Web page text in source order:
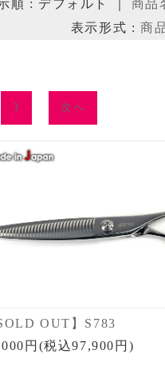
順 : デフォルト ｜ 商品
表示形式 :商
3 次へ
OUT】S783
円(税込97,900円)